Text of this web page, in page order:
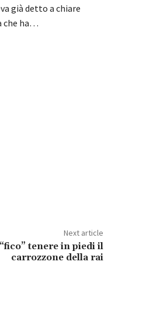
già detto a chiare
che ha…
Next article
“fico” tenere in piedi il
carrozzone della rai